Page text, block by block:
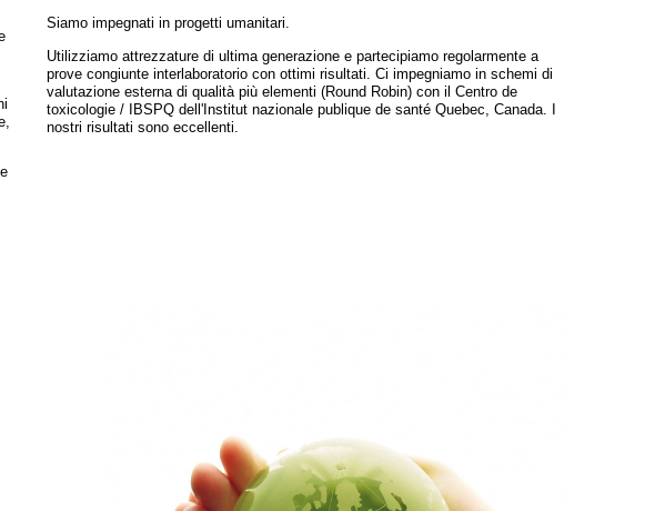
Siamo impegnati in progetti umanitari.
Utilizziamo attrezzature di ultima generazione e partecipiamo regolarmente a
prove congiunte interlaboratorio con ottimi risultati. Ci impegniamo in schemi di
valutazione esterna di qualità più elementi (Round Robin) con il Centro de
toxicologie / IBSPQ dell'Institut nazionale publique de santé Quebec, Canada. I
nostri risultati sono eccellenti.